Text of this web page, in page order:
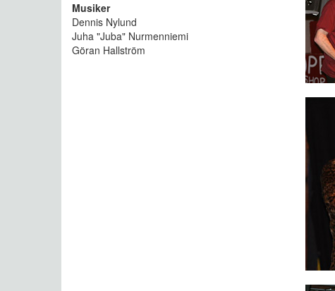
Musiker
Dennis Nylund
Juha "Juba" Nurmenniemi
Göran Hallström